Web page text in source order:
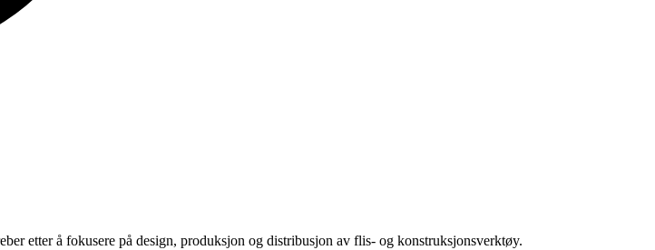
etter å fokusere på design, produksjon og distribusjon av flis- og konstruksjonsverktøy.